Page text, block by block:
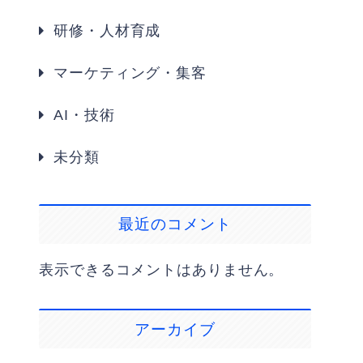
研修・人材育成
マーケティング・集客
AI・技術
未分類
最近のコメント
表示できるコメントはありません。
アーカイブ